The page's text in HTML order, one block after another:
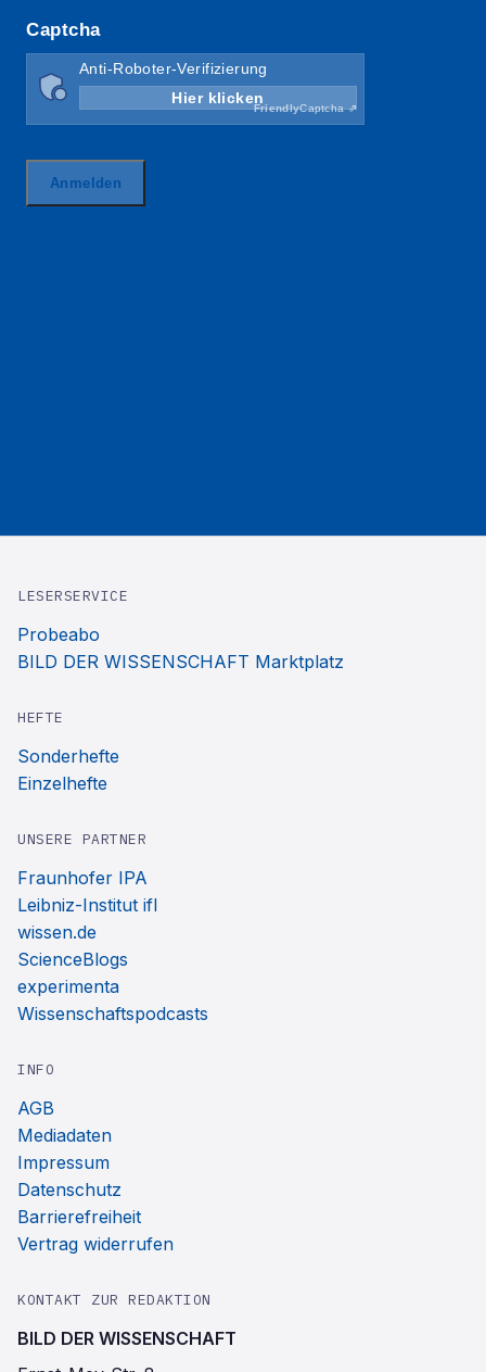
LESERSERVICE
Probeabo
BILD DER WISSENSCHAFT Marktplatz
HEFTE
Sonderhefte
Einzelhefte
UNSERE PARTNER
Fraunhofer IPA
Leibniz-Institut ifl
wissen.de
ScienceBlogs
experimenta
Wissenschaftspodcasts
INFO
AGB
Mediadaten
Impressum
Datenschutz
Barrierefreiheit
Vertrag widerrufen
KONTAKT ZUR REDAKTION
BILD DER WISSENSCHAFT